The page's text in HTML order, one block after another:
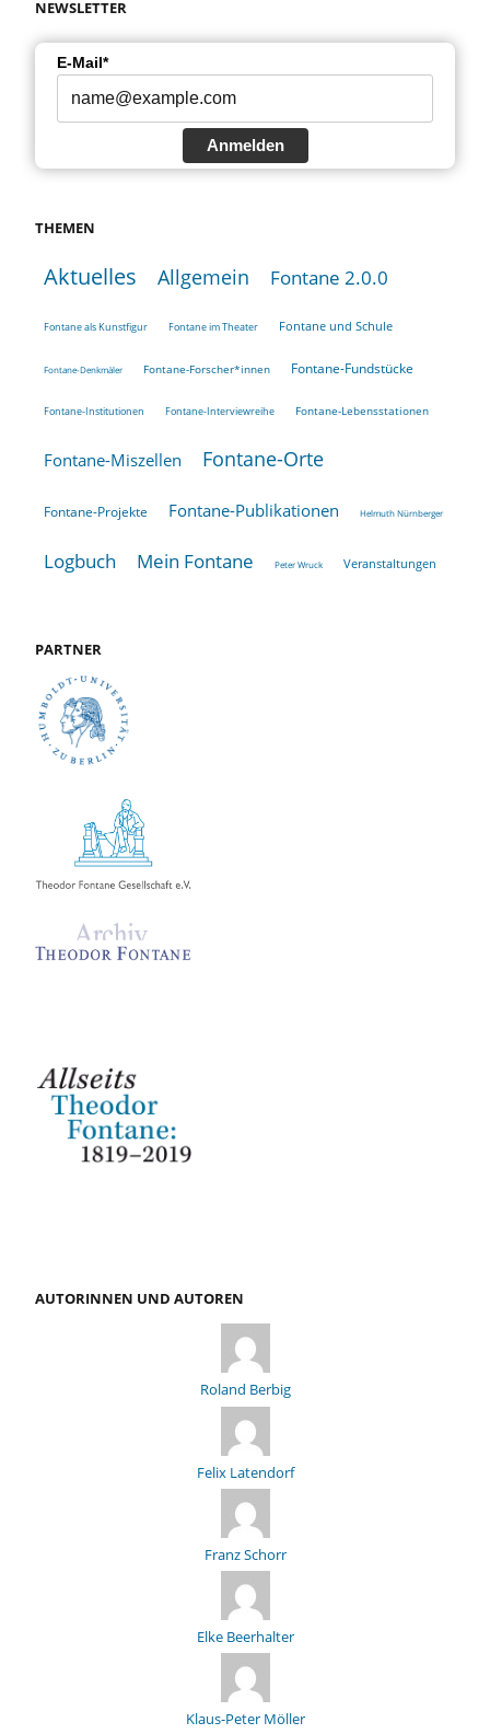
NEWSLETTER
E-Mail*
Anmelden
THEMEN
Aktuelles Allgemein Fontane 2.0.0
Fontane als Kunstfigur Fontane im Theater Fontane und Schule
Fontane-Denkmäler Fontane-Forscher*innen Fontane-Fundstücke
Fontane-Institutionen Fontane-Interviewreihe Fontane-Lebensstationen
Fontane-Miszellen Fontane-Orte
Fontane-Projekte Fontane-Publikationen Helmuth Nürnberger
Logbuch Mein Fontane Peter Wruck Veranstaltungen
PARTNER
AUTORINNEN UND AUTOREN
Roland Berbig
Felix Latendorf
Franz Schorr
Elke Beerhalter
Klaus-Peter Möller